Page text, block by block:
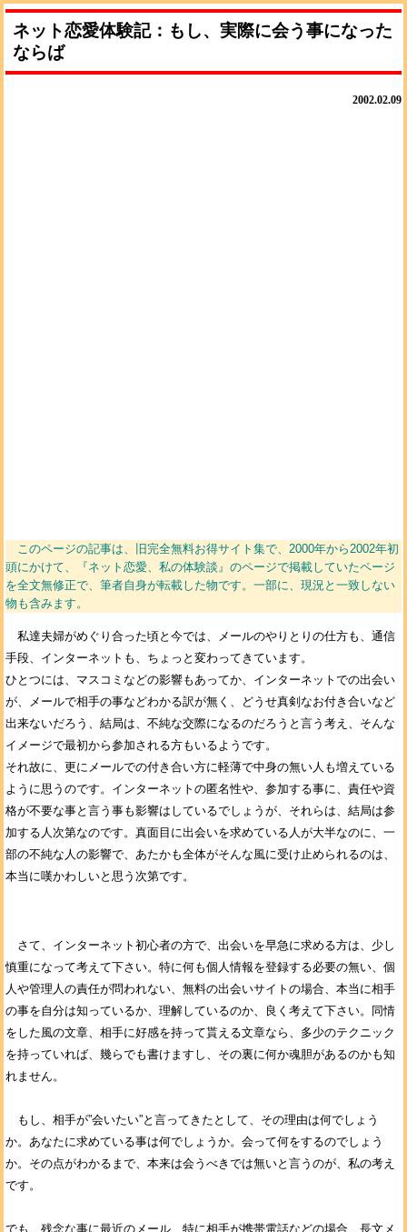
ネット恋愛体験記：もし、実際に会う事になった
ならば
2002.02.09
このページの記事は、旧完全無料お得サイト集で、2000年から2002年初
頭にかけて、『ネット恋愛、私の体験談』のページで掲載していたページ
を全文無修正で、筆者自身が転載した物です。一部に、現況と一致しない
物も含みます。
私達夫婦がめぐり合った頃と今では、メールのやりとりの仕方も、通信
手段、インターネットも、ちょっと変わってきています。
ひとつには、マスコミなどの影響もあってか、インターネットでの出会い
が、メールで相手の事などわかる訳が無く、どうせ真剣なお付き合いなど
出来ないだろう、結局は、不純な交際になるのだろうと言う考え、そんな
イメージで最初から参加される方もいるようです。
それ故に、更にメールでの付き合い方に軽薄で中身の無い人も増えている
ように思うのです。インターネットの匿名性や、参加する事に、責任や資
格が不要な事と言う事も影響はしているでしょうが、それらは、結局は参
加する人次第なのです。真面目に出会いを求めている人が大半なのに、一
部の不純な人の影響で、あたかも全体がそんな風に受け止められるのは、
本当に嘆かわしいと思う次第です。
さて、インターネット初心者の方で、出会いを早急に求める方は、少し
慎重になって考えて下さい。特に何も個人情報を登録する必要の無い、個
人や管理人の責任が問われない、無料の出会いサイトの場合、本当に相手
の事を自分は知っているか、理解しているのか、良く考えて下さい。同情
をした風の文章、相手に好感を持って貰える文章なら、多少のテクニック
を持っていれば、幾らでも書けますし、その裏に何か魂胆があるのかも知
れません。
もし、相手が”会いたい”と言ってきたとして、その理由は何でしょう
か。あなたに求めている事は何でしょうか。会って何をするのでしょう
か。その点がわかるまで、本来は会うべきでは無いと言うのが、私の考え
です。
でも、残念な事に最近のメール、特に相手が携帯電話などの場合、長文メ